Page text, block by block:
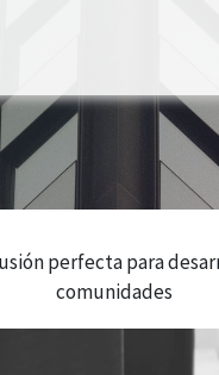
perfecta para
comunidades